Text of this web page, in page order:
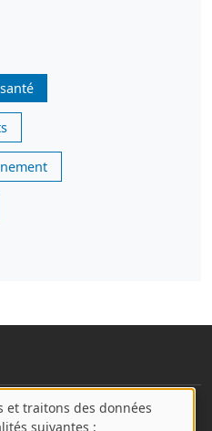
menu
et traitons des données
suivantes :